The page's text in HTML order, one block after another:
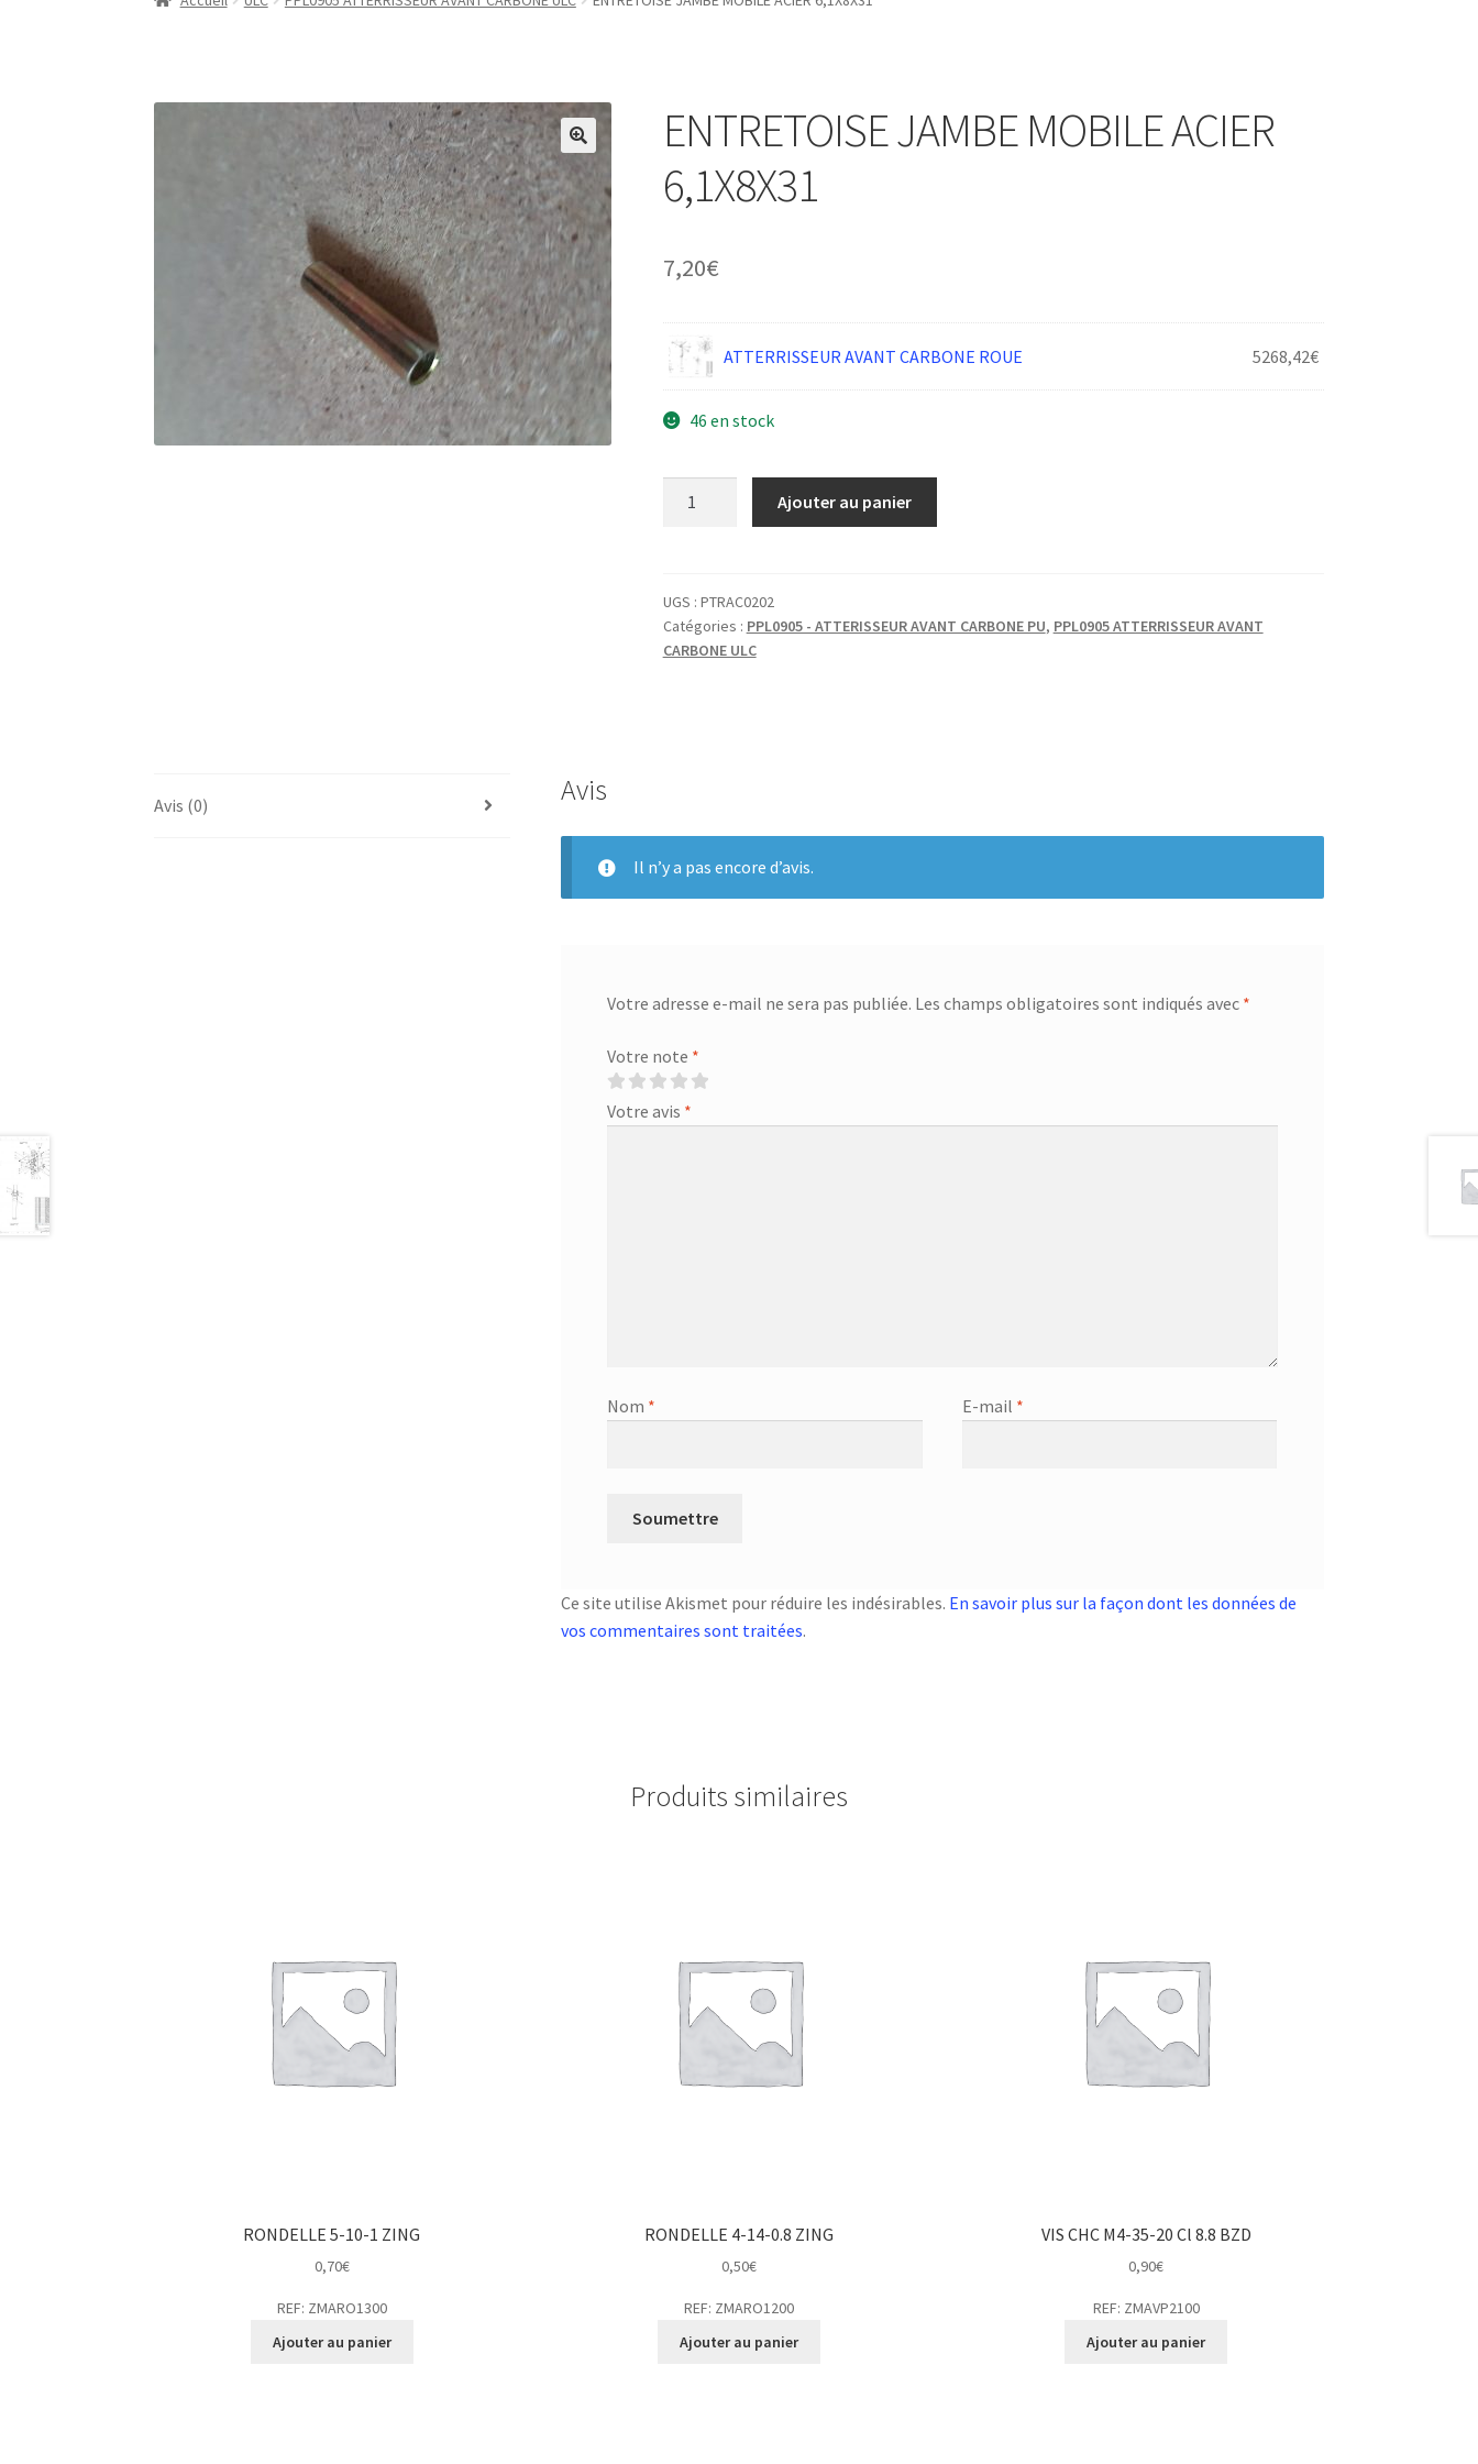
ENTRETOISE JAMBE MOBILE ACIER
6,1X8X31
7,20€
ATTERRISSEUR AVANT CARBONE ROUE 5268,42€
46 en stock
MOBILE
ACIER
6,1X8X31
Ajouter au panier
UGS : PTRAC0202
Catégories : PPL0905 - ATTERISSEUR AVANT CARBONE PU, PPL0905 ATTERRISSEUR AVANT
CARBONE ULC
Avis (0) Avis
Il n’y a pas encore d’avis.
Votre adresse e-mail ne sera pas publiée. Les champs obligatoires sont indiqués avec *
Votre note *
Votre avis *
Nom * E-mail *
Ce site utilise Akismet pour réduire les indésirables. En savoir plus sur la façon dont les données de
vos commentaires sont traitées.
Produits similaires
RONDELLE 5-10-1 ZING
0,70€
REF: ZMARO1300
Ajouter au panier
RONDELLE 4-14-0.8 ZING
0,50€
REF: ZMARO1200
Ajouter au panier
VIS CHC M4-35-20 Cl 8.8 BZD
0,90€
REF: ZMAVP2100
Ajouter au panier